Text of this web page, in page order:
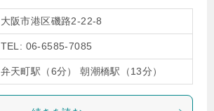
大阪市港区磯路2-22-8
TEL: 06-6585-7085
弁天町駅（6分） 朝潮橋駅（13分）